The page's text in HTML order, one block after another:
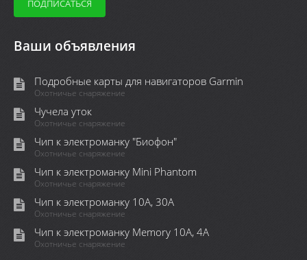
Ваши объявления
Подробные карты для навигаторов Garmin
Охотничье снаряжение
Чучела уток
Охотничье снаряжение
Чип к электроманку "Биофон"
Охотничье снаряжение
Чип к электроманку Mini Phantom
Охотничье снаряжение
Чип к электроманку 10А, 30А
Охотничье снаряжение
Чип к электроманку Memory 10A, 4А
Охотничье снаряжение